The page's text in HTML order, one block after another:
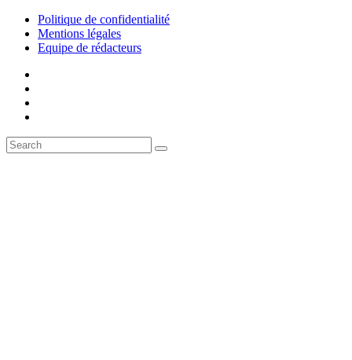
Politique de confidentialité
Mentions légales
Equipe de rédacteurs